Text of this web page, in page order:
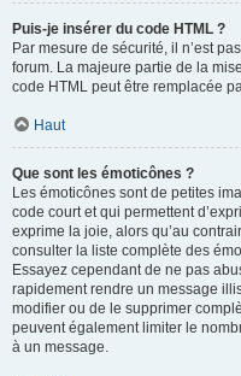
Puis-je insérer du code HTML ?
Par mesure de sécurité, il n’est
forum. La majeure partie de la
code HTML peut être remplacée
Haut
Que sont les émoticônes ?
Les émoticônes sont de petites
code court et qui permettent
exprime la joie, alors qu’au
consulter la liste complète des
Essayez cependant de ne pas
rapidement rendre un message
modifier ou de le supprimer
peuvent également limiter le
à un message.